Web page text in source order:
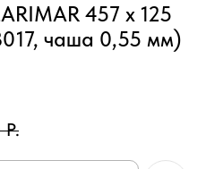
457 х 125
чаша 0,55 мм)
Р.